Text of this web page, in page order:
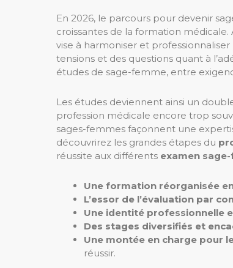
En 2026, le parcours pour devenir
croissantes de la formation
vise à harmoniser et
tensions et des questions quant à
études de sage-femme, entre
Les études deviennent ainsi un
profession médicale encore trop
sages-femmes façonnent une
découvrirez les grandes étapes du
réussite aux différents examen
Une formation réorganisée
L’essor de l’évaluation par
Une identité professionnelle
Des stages diversifiés et
Une montée en charge pour
réussir.